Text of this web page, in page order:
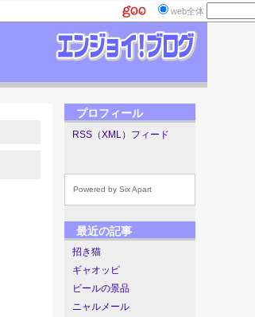
web全体
プロフィール
RSS（XML）フィード
Powered by Six Apart
最近の記事
招き猫
ギャオッピ
ビールの景品
ニャルメール